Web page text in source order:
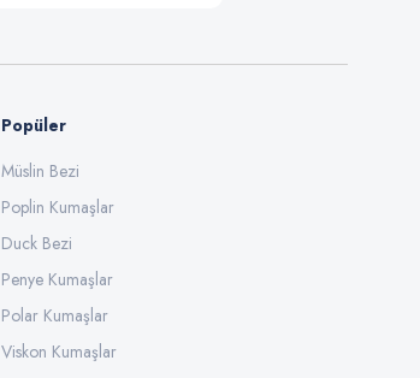
Popüler
Müslin Bezi
Poplin Kumaşlar
Duck Bezi
Penye Kumaşlar
Polar Kumaşlar
Viskon Kumaşlar